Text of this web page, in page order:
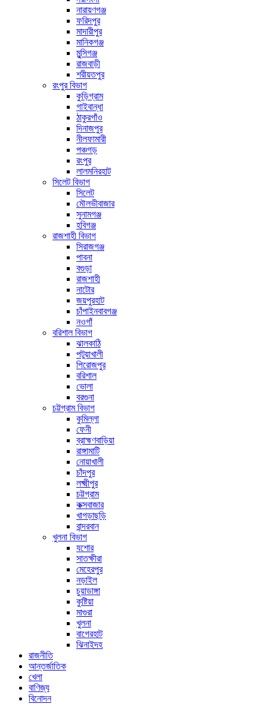
নারায়ণগঞ্জ
ফরিদপুর
মাদারীপুর
মানিকগঞ্জ
মুন্সিগঞ্জ
রাজবাড়ী
শরীয়তপুর
রংপুর বিভাগ
কুড়িগ্রাম
গাইবান্ধা
ঠাকুরগাঁও
দিনাজপুর
নীলফামারী
পঞ্চগড়
রংপুর
লালমনিরহাট
সিলেট বিভাগ
সিলেট
মৌলভীবাজার
সুনামগঞ্জ
হবিগঞ্জ
রাজশাহী বিভাগ
সিরাজগঞ্জ
পাবনা
বগুড়া
রাজশাহী
নাটোর
জয়পুরহাট
চাঁপাইনবাবগঞ্জ
নওগাঁ
বরিশাল বিভাগ
ঝালকাঠি
পটুয়াখালী
পিরোজপুর
বরিশাল
ভোলা
বরগুনা
চট্টগ্রাম বিভাগ
কুমিল্লা
ফেনী
ব্রাহ্মণবাড়িয়া
রাঙ্গামাটি
নোয়াখালী
চাঁদপুর
লক্ষ্মীপুর
চট্টগ্রাম
কক্সবাজার
খাগড়াছড়ি
বান্দরবান
খুলনা বিভাগ
যশোর
সাতক্ষীরা
মেহেরপুর
নড়াইল
চুয়াডাঙ্গা
কুষ্টিয়া
মাগুরা
খুলনা
বাগেরহাট
ঝিনাইদহ
রাজনীতি
আন্তর্জাতিক
খেলা
বাণিজ্য
বিনোদন